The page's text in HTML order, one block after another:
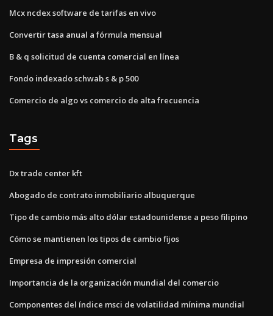
Mcx ncdex software de tarifas en vivo
Convertir tasa anual a fórmula mensual
B & q solicitud de cuenta comercial en línea
Fondo indexado schwab s & p 500
Comercio de algo vs comercio de alta frecuencia
Tags
Dx trade center kft
Abogado de contrato inmobiliario albuquerque
Tipo de cambio más alto dólar estadounidense a peso filipino
Cómo se mantienen los tipos de cambio fijos
Empresa de impresión comercial
Importancia de la organización mundial del comercio
Componentes del índice msci de volatilidad mínima mundial